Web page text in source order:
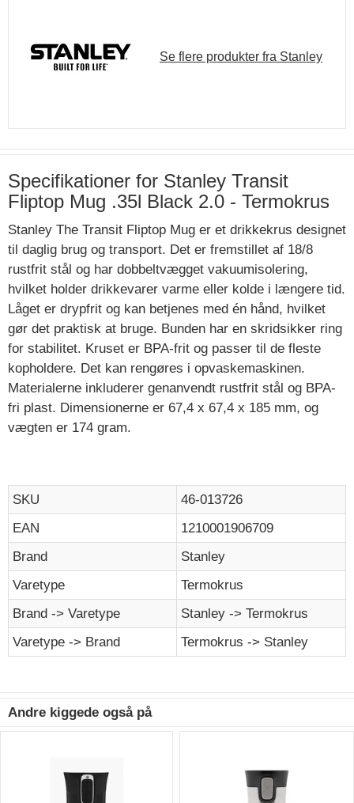
Se flere produkter fra Stanley
Specifikationer for Stanley Transit
Fliptop Mug .35l Black 2.0 - Termokrus
Stanley The Transit Fliptop Mug er et drikkekrus designet
til daglig brug og transport. Det er fremstillet af 18/8
rustfrit stål og har dobbeltvægget vakuumisolering,
hvilket holder drikkevarer varme eller kolde i længere tid.
Låget er drypfrit og kan betjenes med én hånd, hvilket
gør det praktisk at bruge. Bunden har en skridsikker ring
for stabilitet. Kruset er BPA-frit og passer til de fleste
kopholdere. Det kan rengøres i opvaskemaskinen.
Materialerne inkluderer genanvendt rustfrit stål og BPA-
fri plast. Dimensionerne er 67,4 x 67,4 x 185 mm, og
vægten er 174 gram.
SKU
46-013726
EAN
1210001906709
Brand
Stanley
Varetype
Termokrus
Brand -> Varetype
Stanley -> Termokrus
Varetype -> Brand
Termokrus -> Stanley
Andre kiggede også på